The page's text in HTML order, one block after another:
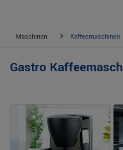
Maschinen Kaffeemaschinen
Gastro